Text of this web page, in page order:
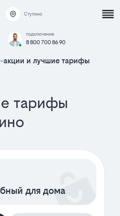
Ступино
подключение
8 800 700 86 90
акции и лучшие тарифы
тарифы
для дома